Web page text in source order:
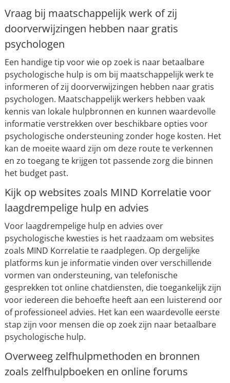
Vraag bij maatschappelijk werk of zij
doorverwijzingen hebben naar gratis
psychologen
Een handige tip voor wie op zoek is naar betaalbare
psychologische hulp is om bij maatschappelijk werk te
informeren of zij doorverwijzingen hebben naar gratis
psychologen. Maatschappelijk werkers hebben vaak
kennis van lokale hulpbronnen en kunnen waardevolle
informatie verstrekken over beschikbare opties voor
psychologische ondersteuning zonder hoge kosten. Het
kan de moeite waard zijn om deze route te verkennen
en zo toegang te krijgen tot passende zorg die binnen
het budget past.
Kijk op websites zoals MIND Korrelatie voor
laagdrempelige hulp en advies
Voor laagdrempelige hulp en advies over
psychologische kwesties is het raadzaam om websites
zoals MIND Korrelatie te raadplegen. Op dergelijke
platforms kun je informatie vinden over verschillende
vormen van ondersteuning, van telefonische
gesprekken tot online chatdiensten, die toegankelijk zijn
voor iedereen die behoefte heeft aan een luisterend oor
of professioneel advies. Het kan een waardevolle eerste
stap zijn voor mensen die op zoek zijn naar betaalbare
psychologische hulp.
Overweeg zelfhulpmethoden en bronnen
zoals zelfhulpboeken en online forums